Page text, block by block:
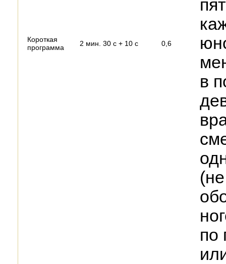
Короткая
программа
2 мин. 30 с + 10 с 0,6
в
по